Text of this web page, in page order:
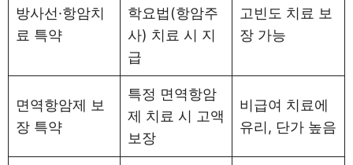
방사선·항암치
료 특약
학요법(항암주
사) 치료 시 지
급
고빈도 치료 보
장 가능
면역항암제 보
장 특약
특정 면역항암
제 치료 시 고액
보장
비급여 치료에
유리, 단가 높음